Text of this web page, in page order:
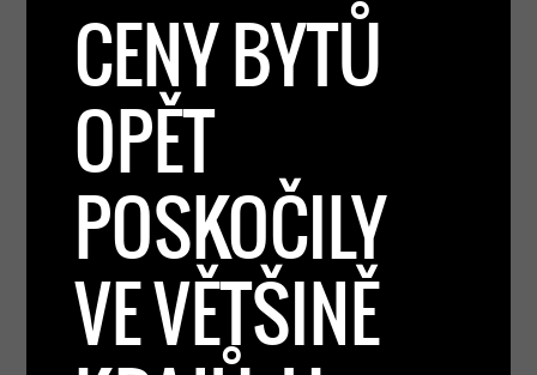
CENY BYTŮ
OPĚT
POSKOČILY
VE VĚTŠINĚ